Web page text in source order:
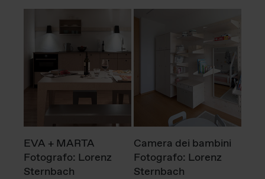
EVA + MARTA
Fotografo: Lorenz
Sternbach
Camera dei bambini
Fotografo: Lorenz
Sternbach